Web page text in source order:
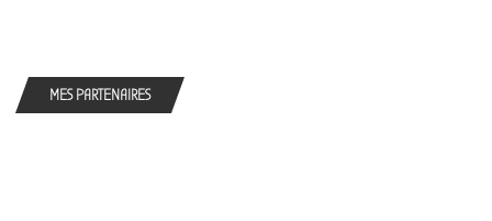
MES PARTENAIRES